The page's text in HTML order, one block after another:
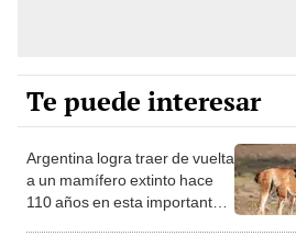
Te puede interesar
Argentina logra traer de vuelta
a un mamífero extinto hace
110 años en esta importante